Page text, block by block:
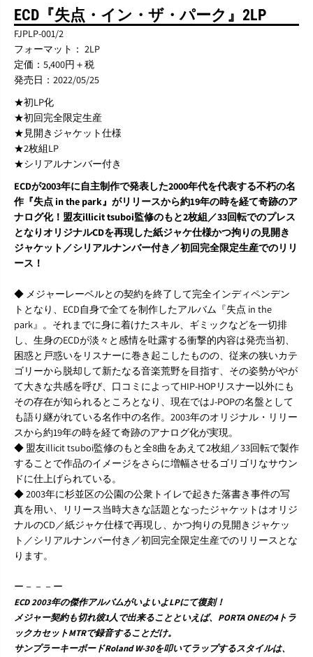
e
p
a
r
k
』
2
L
P
e
p
』
2
ECD『失点・イン・ザ・パーク』2LP
FJPLP-001/2
フォーマット： 2LP
定価：5,400円＋税
発売日：2022/05/25
★初LP化
★初回完全限定生産
★見開きジャケット仕様
★2枚組LP
★シリアルナンバー付き
ECDが2003年に自主制作で発表した2000年代を代表する不朽の名
作『失点 in the park』がリリースから約19年の時を経て奇跡のア
ナログ化！盟友illicit tsuboi監修のもと2枚組／33回転でのプレス
となりオリジナルCDを再現した紙ジャケ仕様かつ拘りの見開き
ジャケット／シリアルナンバー付き／初回完全限定生産でのリリ
ース！
◆ メジャーレーベルとの契約を終了して完全インディペンデン
トとなり、ECD自身で全てを制作したアルバム『失点 in the
park』。それまでに身に着けたスキル、ギミックなどを一切排
し、生身のECDが淡々と感情を吐露する衝撃的内容は発売当初、
困惑と戸惑いをリスナーに巻き起こしたものの、従来の狭いカテ
ゴリーから脱却して新たなる音楽荒野を目指す、その姿勢がやが
て大きな共感を呼び、口コミによってHIP-HOPリスナー以外にも
その存在が知られるところとなり、現在ではJ-POPの名盤として
も語り継がれている名作中の名作。2003年のオリジナル・リリー
スから約19年の時を経て奇跡のアナログ化が実現。
◆ 盟友illicit tsuboi監修のもと全8曲をあえて2枚組／33回転で製作
することで作品のイメージをさらに増幅させるゴリゴリなサウン
ドに仕上げられている。
◆ 2003年に杉並区の公園の公衆トイレで起きた落書き事件の写
真を用い、リリース当時大きな話題となったジャケットはオリジ
ナルのCD／紙ジャケ仕様で再現し、かつ拘りの見開きジャケッ
ト／シリアルナンバー付き／初回完全限定生産でのリリースとな
ります。
ー－－－ー
ECD 2003年の傑作アルバムがいよいよLPにて復刻！
メジャー契約も切れ彼1人で出来ることといえば、PORTA ONEの4トラ
ックカセットMTRで録音することだけ。
サンプラーキーボードRoland W-30を叩いてラップするスタイルは、